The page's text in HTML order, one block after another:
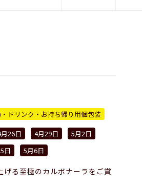
ドリンク・お持ち帰り用個包装
26日 4月29日
5月2日
日 5月6日
げる至極のカルボナーラをご賞